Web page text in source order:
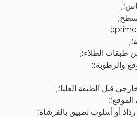
طبقات الطلاء؛;
والرطوبة؛;
قبل الطبقة العليا؛;
أو أسلوب تطبيق بالفرشاة;